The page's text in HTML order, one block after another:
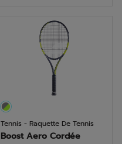
Tennis - Raquette De Tennis
Boost Aero Cordée